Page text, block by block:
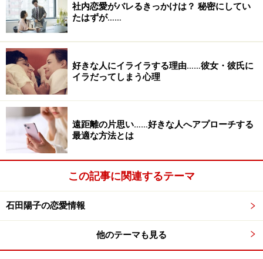
社内恋愛がバレるきっかけは？ 秘密にしてい
たはずが……
好きな人にイライラする理由……彼女・彼氏に
イラだってしまう心理
遠距離の片思い……好きな人へアプローチする
最適な方法とは
この記事に関連するテーマ
石田陽子の恋愛情報
他のテーマも見る